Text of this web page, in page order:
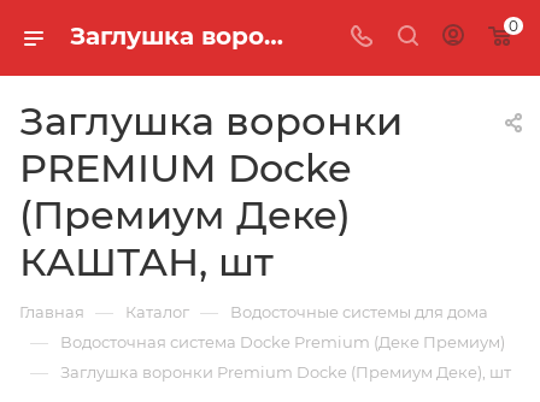
Заглушка воронки PREMIUM Docke (Премиум Деке) КАШТАН, шт 0
Заглушка воронки
PREMIUM Docke
(Премиум Деке)
КАШТАН, шт
Главная — Каталог — Водосточные системы для дома
— Водосточная система Docke Premium (Деке Премиум)
— Заглушка воронки Premium Docke (Премиум Деке), шт